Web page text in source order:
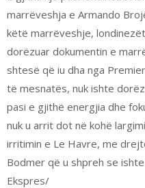
marrëveshja e Armando
këtë marrëveshje,
dorëzuar dokumentin e
shtesë që iu dha nga
të mesnatës, nuk ishte
pasi e gjithë energjia dhe
nuk u arrit dot në kohë
irritimin e Le Havre, me
Bodmer që u shpreh se
Ekspres/